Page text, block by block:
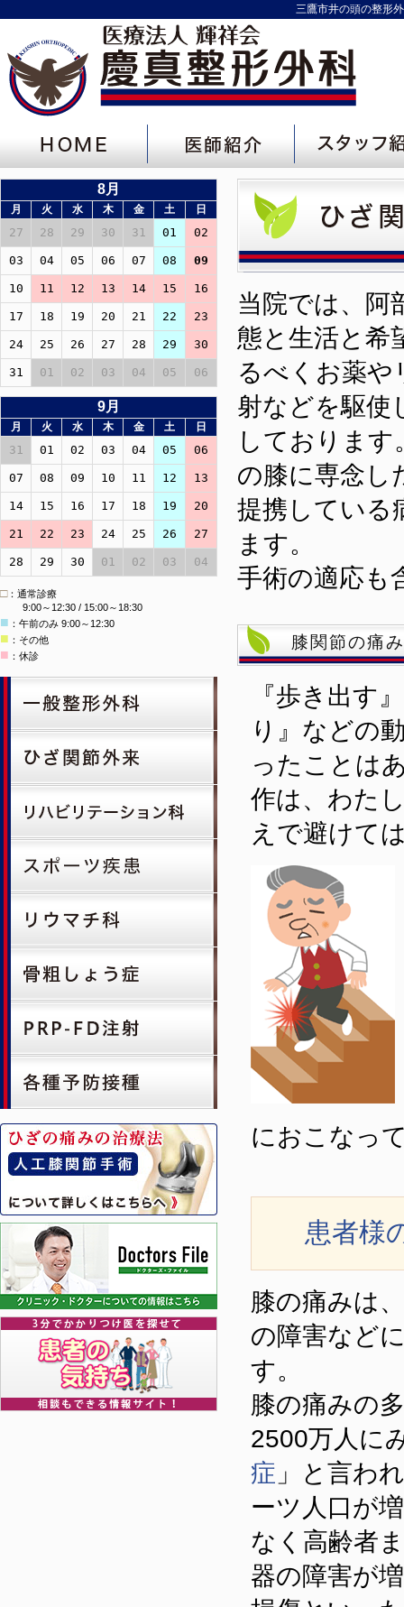
三鷹市井の頭の整形
8月
月 火 水 木 金 土 日
27 28 29 30 31 01 02
03 04 05 06 07 08 09
10 11 12 13 14 15 16
17 18 19 20 21 22 23
24 25 26 27 28 29 30
31 01 02 03 04 05 06
9月
月 火 水 木 金 土 日
31 01 02 03 04 05 06
07 08 09 10 11 12 13
14 15 16 17 18 19 20
21 22 23 24 25 26 27
28 29 30 01 02 03 04
□：通常診療
9:00～12:30 / 15:00～18:30
■ ：午前のみ 9:00～12:30
■ ：その他
■ ：休診
当院では、阿
態と生活と希
るべくお薬や
射などを駆使
しておりま
の膝に専念し
提携している
ます。
手術の適応も
膝関節の痛
『歩き出す
り』などの
ったことは
作は、わた
えで避けて
におこなっ
患者様
膝の痛みは
の障害など
す。
膝の痛みの
2500万人に
症 」と言わ
ーツ人口が
なく高齢者
器の障害が